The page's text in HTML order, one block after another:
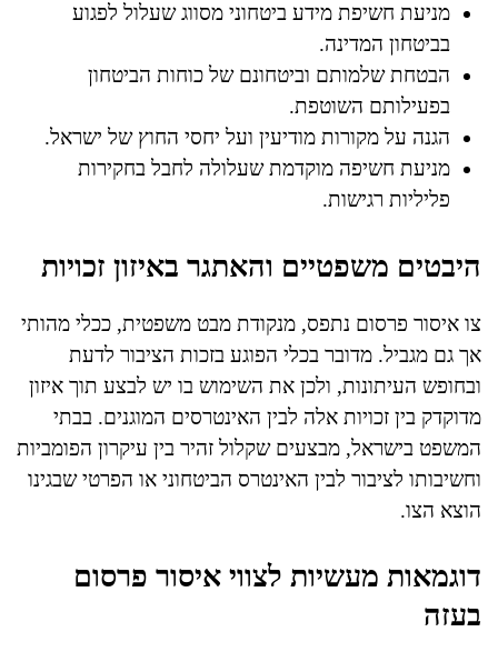
מניעת חשיפת מידע ביטחוני מסווג שעלול לפגוע
בביטחון המדינה.
הבטחת שלמותם וביטחונם של כוחות הביטחון
בפעילותם השוטפת.
הגנה על מקורות מודיעין ועל יחסי החוץ של ישראל.
מניעת חשיפה מוקדמת שעלולה לחבל בחקירות
פליליות רגישות.
היבטים משפטיים והאתגר באיזון זכויות
צו איסור פרסום נתפס, מנקודת מבט משפטית, ככלי מהותי
אך גם מגביל. מדובר בכלי הפוגע בזכות הציבור לדעת
ובחופש העיתונות, ולכן את השימוש בו יש לבצע תוך איזון
מדוקדק בין זכויות אלה לבין האינטרסים המוגנים. בבתי
המשפט בישראל, מבצעים שקלול זהיר בין עיקרון הפומביות
וחשיבותו לציבור לבין האינטרס הביטחוני או הפרטי שבגינו
הוצא הצו.
דוגמאות מעשיות לצווי איסור פרסום
בעזה